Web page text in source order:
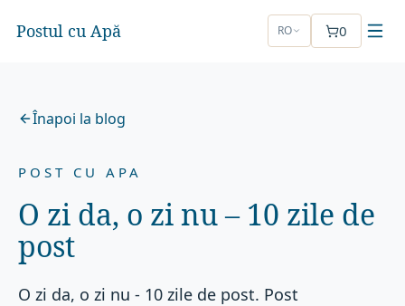
Postul cu Apă RO 0
Înapoi la blog
POST CU APA
O zi da, o zi nu – 10 zile de
post
O zi da, o zi nu - 10 zile de post. Post